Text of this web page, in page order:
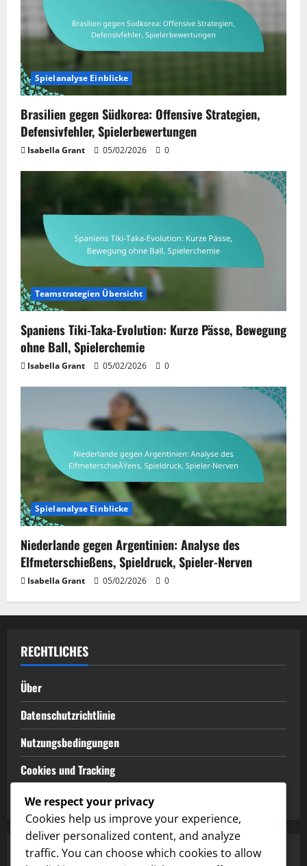
Spielanalyse Einblicke
Brasilien gegen Südkorea: Offensive Strategien,
Defensivfehler, Spielerbewertungen
Isabella Grant 05/02/2026 0
Teamstrategien Übersicht
Spaniens Tiki-Taka-Evolution: Kurze Pässe, Bewegung
ohne Ball, Spielerchemie
Isabella Grant 05/02/2026 0
Spielanalyse Einblicke
Niederlande gegen Argentinien: Analyse des
Elfmeterschießens, Spieldruck, Spieler-Nerven
Isabella Grant 05/02/2026 0
RECHTLICHES
Über
Datenschutzrichtlinie
Nutzungsbedingungen
Cookies und Tracking
Kontaktieren Sie uns
SUCHE
We respect your privacy
Cookies help us improve your experience,
deliver personalized content, and analyze
traffic. You can choose which cookies to allow